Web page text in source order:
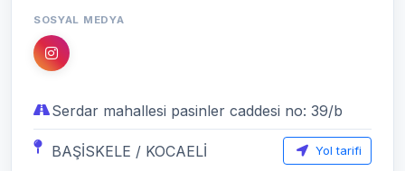
SOSYAL MEDYA
Serdar mahallesi pasinler caddesi no: 39/b
BAŞİSKELE / KOCAELİ Yol tarifi